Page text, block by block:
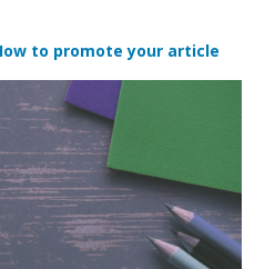
to promote your article